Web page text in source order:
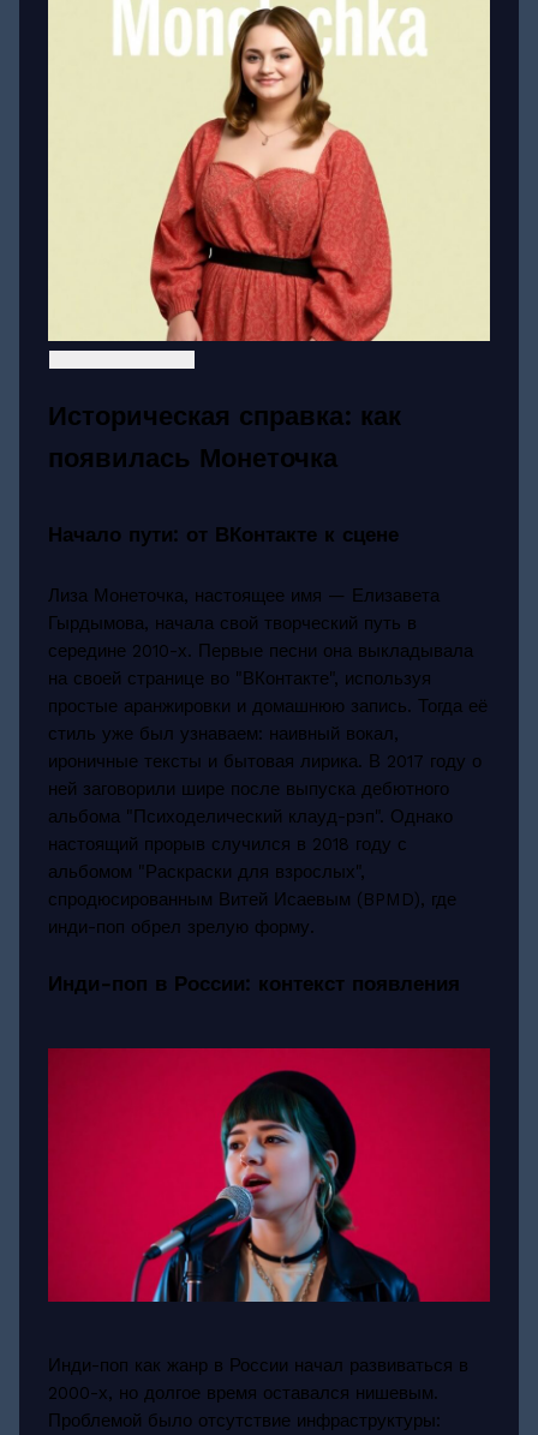
Историческая справка: как
появилась Монеточка
Начало пути: от ВКонтакте к сцене
Лиза Монеточка, настоящее имя — Елизавета
Гырдымова, начала свой творческий путь в
середине 2010-х. Первые песни она выкладывала
на своей странице во "ВКонтакте", используя
простые аранжировки и домашнюю запись. Тогда её
стиль уже был узнаваем: наивный вокал,
ироничные тексты и бытовая лирика. В 2017 году о
ней заговорили шире после выпуска дебютного
альбома "Психоделический клауд-рэп". Однако
настоящий прорыв случился в 2018 году с
альбомом "Раскраски для взрослых",
спродюсированным Витей Исаевым (BPMD), где
инди-поп обрел зрелую форму.
Инди-поп в России: контекст появления
Инди-поп как жанр в России начал развиваться в
2000-х, но долгое время оставался нишевым.
Проблемой было отсутствие инфраструктуры: